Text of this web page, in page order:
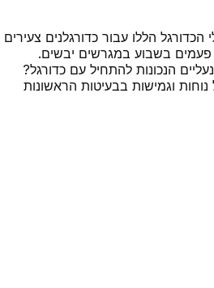
הכדורגל הללו עבור כדורגלנים צעירים
הנכונות להתחיל עם כדורגל?
עם דגש על נוחות וגמישות בבעיטות הראשונות